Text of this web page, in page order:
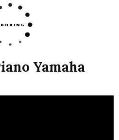
Yamaha